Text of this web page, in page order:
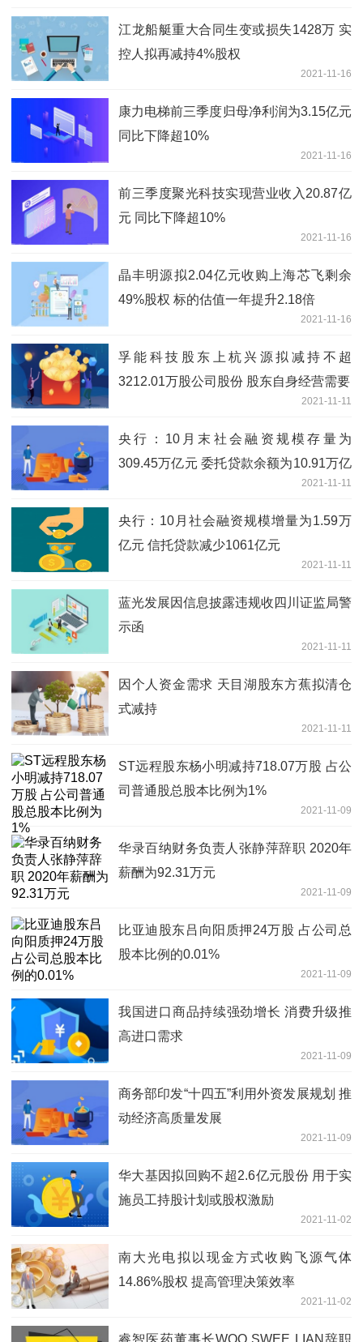
江龙船艇重大合同生变或损失1428万 实
控人拟再减持4%股权
2021-11-16
康力电梯前三季度归母净利润为3.15亿元
同比下降超10%
2021-11-16
前三季度聚光科技实现营业收入20.87亿
元 同比下降超10%
2021-11-16
晶丰明源拟2.04亿元收购上海芯飞剩余
49%股权 标的估值一年提升2.18倍
2021-11-16
孚能科技股东上杭兴源拟减持不超
3212.01万股公司股份 股东自身经营需要
2021-11-11
央行：10月末社会融资规模存量为
309.45万亿元 委托贷款余额为10.91万亿
2021-11-11
央行：10月社会融资规模增量为1.59万
亿元 信托贷款减少1061亿元
2021-11-11
蓝光发展因信息披露违规收四川证监局警
示函
2021-11-11
因个人资金需求 天目湖股东方蕉拟清仓
式减持
2021-11-11
ST远程股东杨小明减持718.07万股 占公
司普通股总股本比例为1%
2021-11-09
华录百纳财务负责人张静萍辞职 2020年
薪酬为92.31万元
2021-11-09
比亚迪股东吕向阳质押24万股 占公司总
股本比例的0.01%
2021-11-09
我国进口商品持续强劲增长 消费升级推
高进口需求
2021-11-09
商务部印发“十四五”利用外资发展规划 推
动经济高质量发展
2021-11-09
华大基因拟回购不超2.6亿元股份 用于实
施员工持股计划或股权激励
2021-11-02
南大光电拟以现金方式收购飞源气体
14.86%股权 提高管理决策效率
2021-11-02
睿智医药董事长WOO SWEE LIAN辞职